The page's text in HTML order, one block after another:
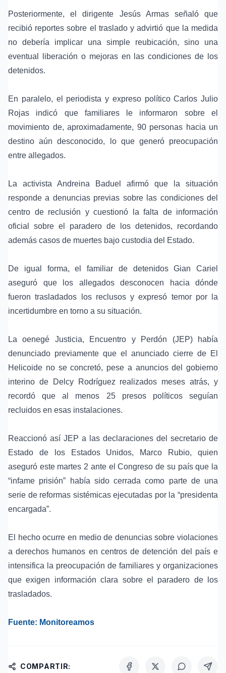
Posteriormente, el dirigente Jesús Armas señaló que
recibió reportes sobre el traslado y advirtió que la medida
no debería implicar una simple reubicación, sino una
eventual liberación o mejoras en las condiciones de los
detenidos.
En paralelo, el periodista y expreso político Carlos Julio
Rojas indicó que familiares le informaron sobre el
movimiento de, aproximadamente, 90 personas hacia un
destino aún desconocido, lo que generó preocupación
entre allegados.
La activista Andreina Baduel afirmó que la situación
responde a denuncias previas sobre las condiciones del
centro de reclusión y cuestionó la falta de información
oficial sobre el paradero de los detenidos, recordando
además casos de muertes bajo custodia del Estado.
De igual forma, el familiar de detenidos Gian Cariel
aseguró que los allegados desconocen hacia dónde
fueron trasladados los reclusos y expresó temor por la
incertidumbre en torno a su situación.
La oenegé Justicia, Encuentro y Perdón (JEP) había
denunciado previamente que el anunciado cierre de El
Helicoide no se concretó, pese a anuncios del gobierno
interino de Delcy Rodríguez realizados meses atrás, y
recordó que al menos 25 presos políticos seguían
recluidos en esas instalaciones.
Reaccionó así JEP a las declaraciones del secretario de
Estado de los Estados Unidos, Marco Rubio, quien
aseguró este martes 2 ante el Congreso de su país que la
“infame prisión” había sido cerrada como parte de una
serie de reformas sistémicas ejecutadas por la “presidenta
encargada”.
El hecho ocurre en medio de denuncias sobre violaciones
a derechos humanos en centros de detención del país e
intensifica la preocupación de familiares y organizaciones
que exigen información clara sobre el paradero de los
trasladados.
Fuente: Monitoreamos
COMPARTIR: